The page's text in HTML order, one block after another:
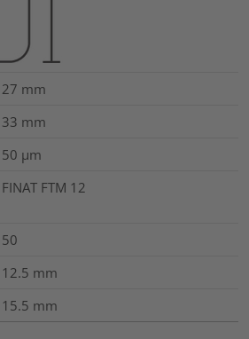
27 mm
33 mm
50 µm
FINAT FTM 12
50
12.5 mm
15.5 mm